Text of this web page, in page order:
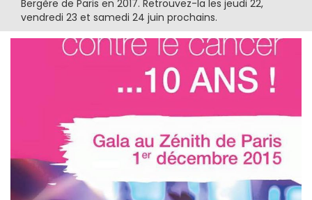
Bergère de Paris en 2017. Retrouvez-la les jeudi 22,
vendredi 23 et samedi 24 juin prochains.